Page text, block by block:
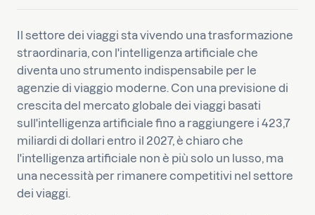
Il settore dei viaggi sta vivendo una trasformazione
straordinaria, con l'intelligenza artificiale che
diventa uno strumento indispensabile per le
agenzie di viaggio moderne. Con una previsione di
crescita del mercato globale dei viaggi basati
sull'intelligenza artificiale fino a raggiungere i 423,7
miliardi di dollari entro il 2027, è chiaro che
l'intelligenza artificiale non è più solo un lusso, ma
una necessità per rimanere competitivi nel settore
dei viaggi.